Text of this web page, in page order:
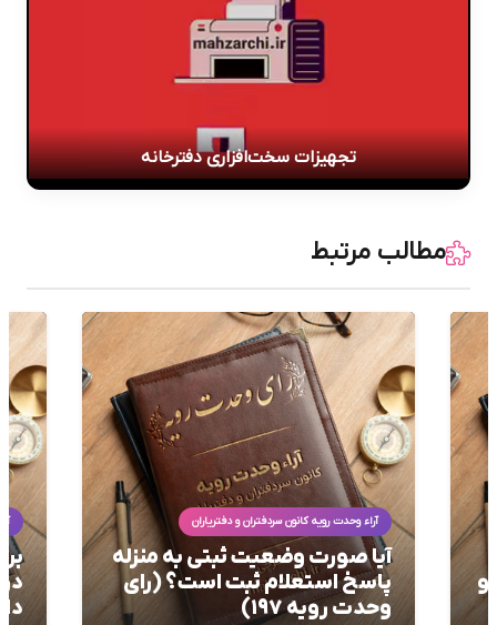
تجهیزات سخت‌افزاری دفترخانه
مطالب مرتبط
آراء وحدت رویه کانون سردفتران و دفتریاران
بررسی تکالیف دفاتر اسناد رسمی
در استعلام جریان ثبتی املاک
دارای سند مالکیت المثنی